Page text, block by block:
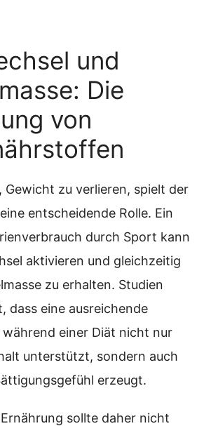
und
Die
von
Gewicht zu verlieren, spielt der
entscheidende Rolle. Ein
durch Sport kann
aktivieren und gleichzeitig
zu erhalten. Studien
dass eine ausreichende
einer Diät nicht nur
unterstützt, sondern auch
erzeugt.
sollte daher nicht